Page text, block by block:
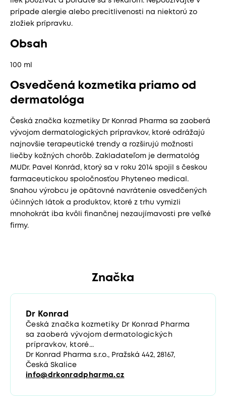
prípade alergie alebo precitlivenosti na niektorú zo
zložiek prípravku.
Obsah
100 ml
Osvedčená kozmetika priamo od
dermatológa
Česká značka kozmetiky Dr Konrad Pharma sa zaoberá
vývojom dermatologických prípravkov, ktoré odrážajú
najnovšie terapeutické trendy a rozširujú možnosti
liečby kožných chorôb. Zakladateľom je dermatológ
MUDr. Pavel Konrád, ktorý sa v roku 2014 spojil s českou
farmaceutickou spoločnosťou Phyteneo medical.
Snahou výrobcu je opätovné navrátenie osvedčených
účinných látok a produktov, ktoré z trhu vymizli
mnohokrát iba kvôli finančnej nezaujímavosti pre veľké
firmy.
Značka
Dr Konrad
Česká značka kozmetiky Dr Konrad Pharma
sa zaoberá vývojom dermatologických
prípravkov, ktoré...
Dr Konrad Pharma s.r.o., Pražská 442, 28167,
Česká Skalice
info@drkonradpharma.cz